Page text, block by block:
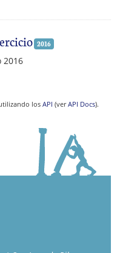
2016
2016
los API (verAPI Docs).